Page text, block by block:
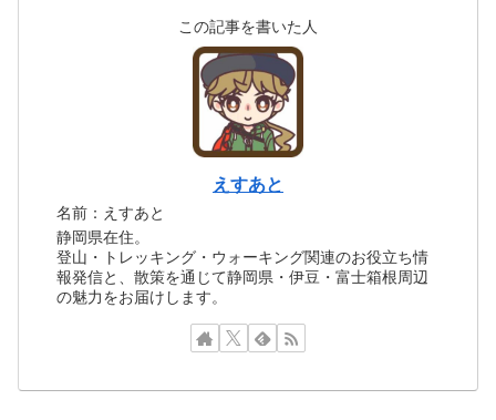
この記事を書いた人
えすあと
名前：えすあと
静岡県在住。
登山・トレッキング・ウォーキング関連のお役立ち情
報発信と、散策を通じて静岡県・伊豆・富士箱根周辺
の魅力をお届けします。